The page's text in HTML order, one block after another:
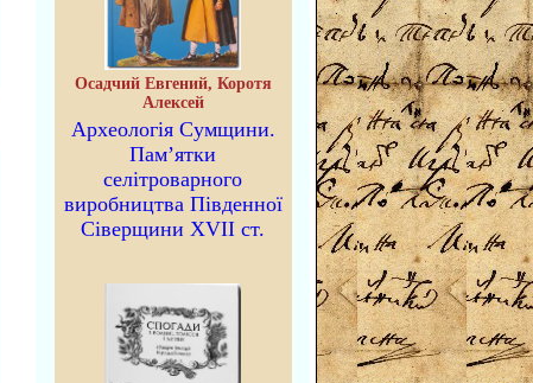
Осадчий Евгений, Коротя
Алексей
Археологія Сумщини.
Пам’ятки
селітроварного
виробництва Південної
Сіверщини XVII ст.